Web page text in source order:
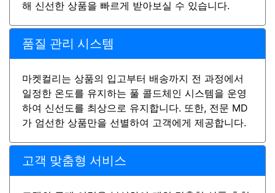
해 신선한 상품을 빠르게 받아보실 수 있습니다.
품질 관리 시스템
마켓컬리는 상품의 입고부터 배송까지 전 과정에서
일정한 온도를 유지하는 풀 콜드체인 시스템을 운영
하여 신선도를 최상으로 유지합니다. 또한, 전문 MD
가 엄선한 상품만을 선별하여 고객에게 제공합니다.
고객 맞춤형 서비스